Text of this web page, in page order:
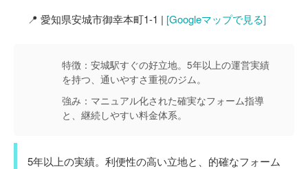
📍 愛知県安城市御幸本町1-1 | [Googleマップで見る]
特徴： 安城駅すぐの好立地。5年以上の運営実績
を持つ、通いやすさ重視のジム。
強み： マニュアル化された確実なフォーム指導
と、継続しやすい料金体系。
5年以上の実績。利便性の高い立地と、的確なフォーム